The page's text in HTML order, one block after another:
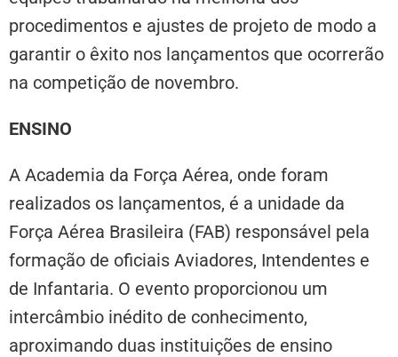
procedimentos e ajustes de projeto de modo a
garantir o êxito nos lançamentos que ocorrerão
na competição de novembro.
ENSINO
A Academia da Força Aérea, onde foram
realizados os lançamentos, é a unidade da
Força Aérea Brasileira (FAB) responsável pela
formação de oficiais Aviadores, Intendentes e
de Infantaria. O evento proporcionou um
intercâmbio inédito de conhecimento,
aproximando duas instituições de ensino